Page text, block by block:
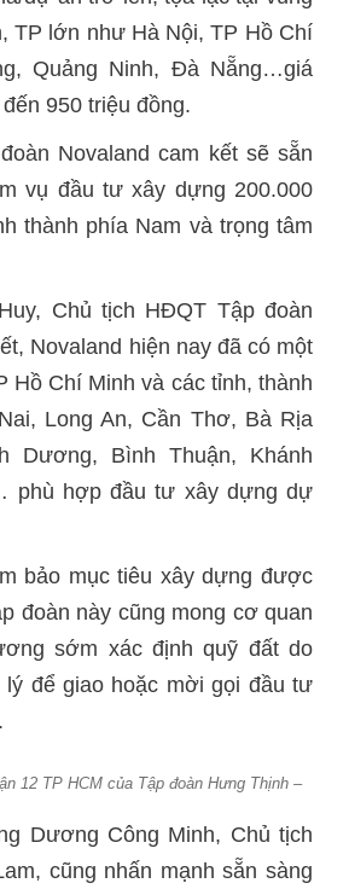
TP lớn như Hà Nội, TP Hồ Chí
Quảng Ninh, Đà Nẵng…giá
950 triệu đồng.
Novaland cam kết sẽ sẵn
vụ đầu tư xây dựng 200.000
thành phía Nam và trọng tâm
Chủ tịch HĐQT Tập đoàn
Novaland hiện nay đã có một
Hồ Chí Minh và các tỉnh, thành
Long An, Cần Thơ, Bà Rịa
Dương, Bình Thuận, Khánh
phù hợp đầu tư xây dựng dự
bảo mục tiêu xây dựng được
đoàn này cũng mong cơ quan
sớm xác định quỹ đất do
để giao hoặc mời gọi đầu tư
12 TP HCM của Tập đoàn Hưng Thịnh –
Dương Công Minh, Chủ tịch
cũng nhấn mạnh sẵn sàng